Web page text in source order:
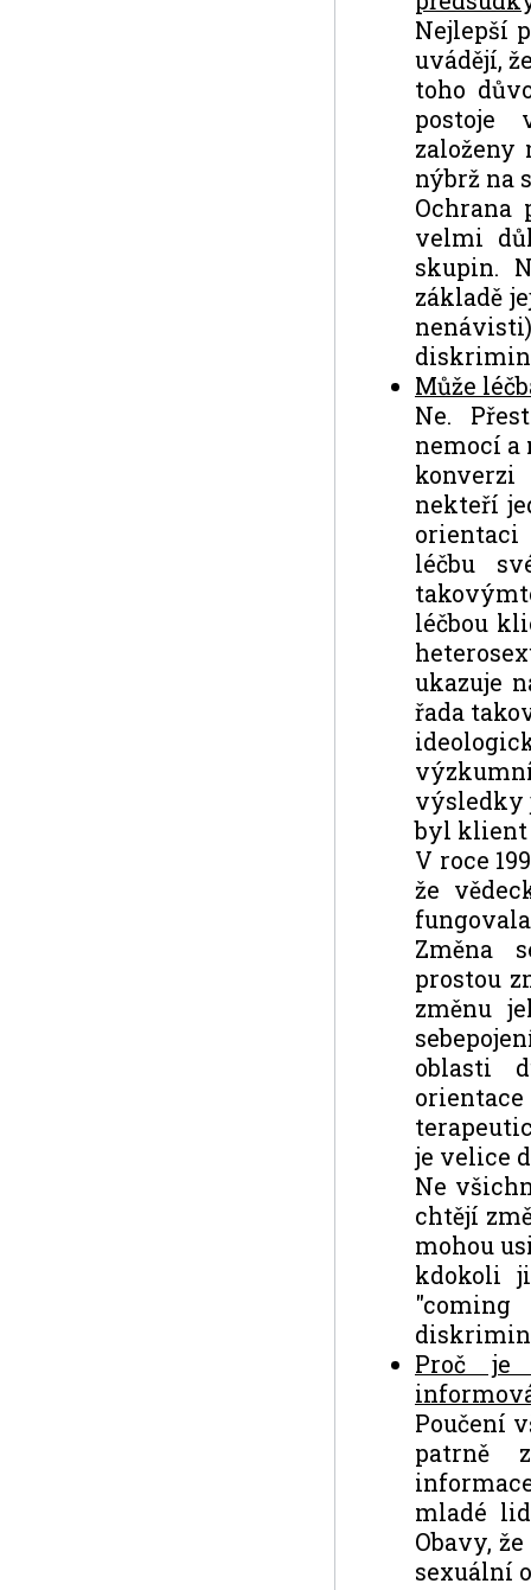
Nejlepší
uvádějí,
toho
postoje
založeny
nýbrž na
velmi
skupin.
základě
Může
Ne.
nemocí a
konverzi
nekteří
léčbu
léčbou
ukazuje
řada
výsledky
byl klient
V roce
že
Změna
prostou
změnu
oblasti
je velice
Ne
chtějí
mohou
kdokoli
Proč je
Poučení
patrně
mladé
Obavy,
sexuální